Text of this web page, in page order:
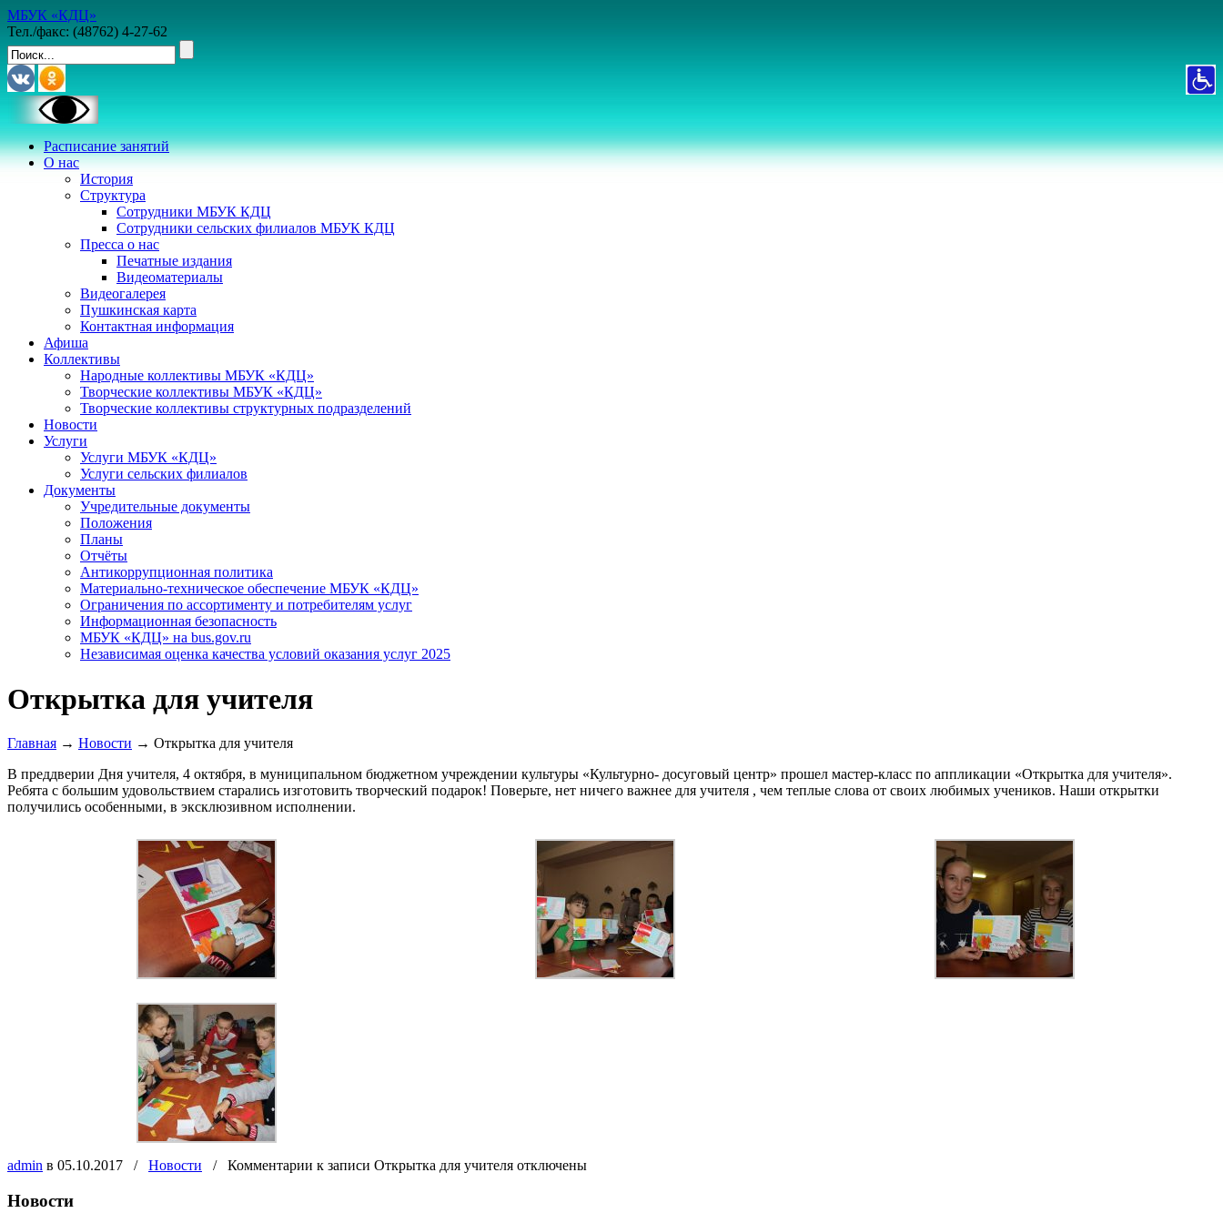
МБУК «КДЦ»
Тел./факс: (48762) 4-27-62
Расписание занятий
О нас
История
Структура
Сотрудники МБУК КДЦ
Сотрудники сельских филиалов МБУК КДЦ
Пресса о нас
Печатные издания
Видеоматериалы
Видеогалерея
Пушкинская карта
Контактная информация
Афиша
Коллективы
Народные коллективы МБУК «КДЦ»
Творческие коллективы МБУК «КДЦ»
Творческие коллективы структурных подразделений
Новости
Услуги
Услуги МБУК «КДЦ»
Услуги сельских филиалов
Документы
Учредительные документы
Положения
Планы
Отчёты
Антикоррупционная политика
Материально-техническое обеспечение МБУК «КДЦ»
Ограничения по ассортименту и потребителям услуг
Информационная безопасность
МБУК «КДЦ» на bus.gov.ru
Независимая оценка качества условий оказания услуг 2025
Открытка для учителя
Главная → Новости → Открытка для учителя
В преддверии Дня учителя, 4 октября, в муниципальном бюджетном учреждении культуры «Культурно- досуговый центр» прошел мастер-класс по аппликации «Открытка для учителя».
Ребята с большим удовольствием старались изготовить творческий подарок! Поверьте, нет ничего важнее для учителя , чем теплые слова от своих любимых учеников. Наши открытки
получились особенными, в эксклюзивном исполнении.
admin в 05.10.2017 / Новости / Комментарии к записи Открытка для учителя отключены
Новости